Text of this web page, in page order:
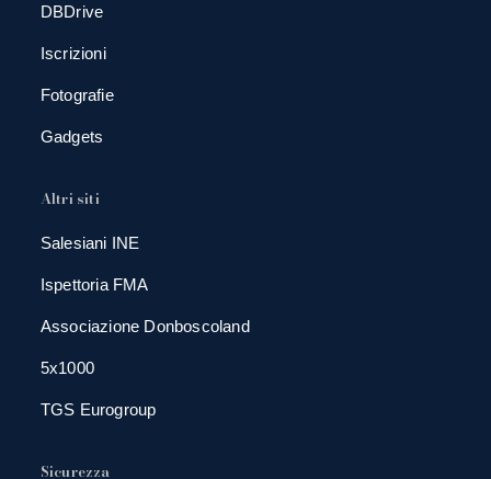
DBDrive
Iscrizioni
Fotografie
Gadgets
Altri siti
Salesiani INE
Ispettoria FMA
Associazione Donboscoland
5x1000
TGS Eurogroup
Sicurezza